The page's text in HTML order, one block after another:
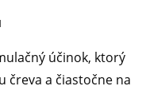
účinok, ktorý
čreva a čiastočne na